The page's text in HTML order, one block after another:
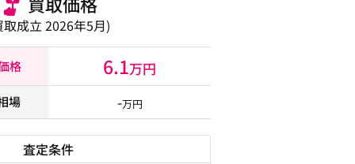
取成立 2026年5月)
格 6.1万円
場 -万円
査定条件